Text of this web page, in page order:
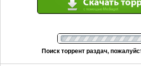
Поиск торрент раздач,